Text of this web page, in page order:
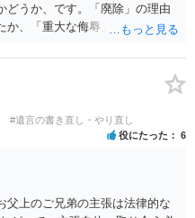
どうか、です。「廃除」の理由
か、「重大な侮辱」を受けた
９３条）。 弁護士に具体的な事
か、実際に法律相談を受けるこ
#遺言の書き直し・やり直し
役にたった 6
父上のご兄弟の主張は法律的な